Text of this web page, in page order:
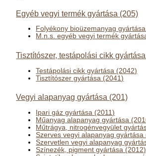
Egyéb vegyi termék gyártása (205)
Folyékony bioüzemanyag
M.n.s. egyéb vegyi termék
Tisztítószer, testápolási cikk
Testápolási cikk gyártása (2042)
Tisztítószer gyártása (2041)
Vegyi alapanyag gyártása (201)
Ipari gáz gyártása (2011)
Műanyag alapanyag gyártása
Műtrágya, nitrogénvegyület
Szerves vegyi alapanyag gyártása
Szervetlen vegyi alapanyag
Színezék, pigment gyártása (2012)